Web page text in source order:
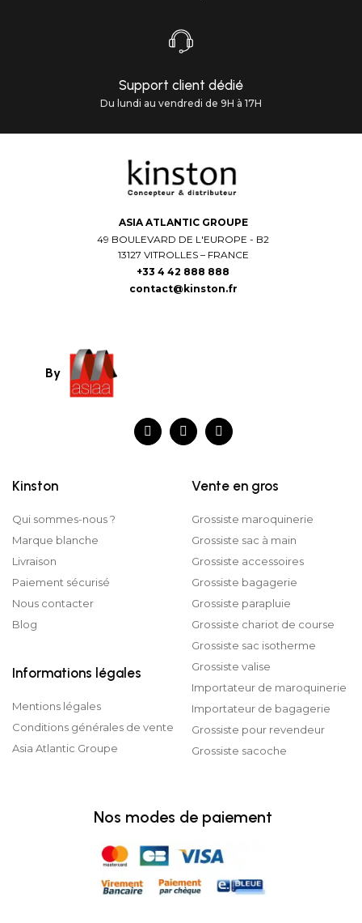
Support client dédié
Du lundi au vendredi de 9H à 17H
ASIA ATLANTIC GROUPE
49 BOULEVARD DE L'EUROPE - B2
13127 VITROLLES – FRANCE
+33 4 42 888 888
contact@kinston.fr
By
Kinston
Qui sommes-nous ?
Marque blanche
Livraison
Paiement sécurisé
Nous contacter
Blog
Informations légales
Mentions légales
Conditions générales de vente
Asia Atlantic Groupe
Vente en gros
Grossiste maroquinerie
Grossiste sac à main
Grossiste accessoires
Grossiste bagagerie
Grossiste parapluie
Grossiste chariot de course
Grossiste sac isotherme
Grossiste valise
Importateur de maroquinerie
Importateur de bagagerie
Grossiste pour revendeur
Grossiste sacoche
Nos modes de paiement